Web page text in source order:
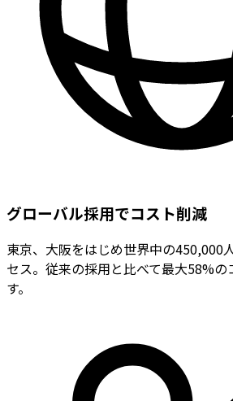
グローバル採用でコスト削減
東京、大阪をはじめ世界中の450,000
セス。従来の採用と比べて最大58%
す。